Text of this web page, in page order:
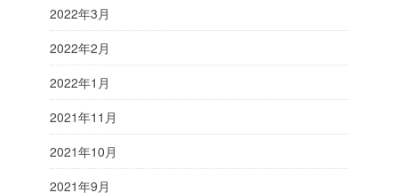
2022年3月
2022年2月
2022年1月
2021年11月
2021年10月
2021年9月